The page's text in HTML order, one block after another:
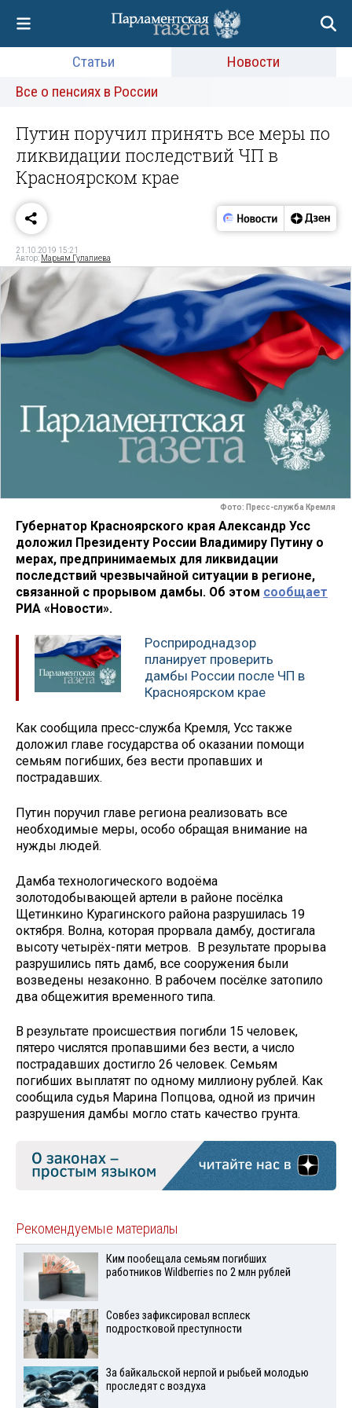
Статьи
Новости
Все о пенсиях в России
Путин поручил принять все меры по
ликвидации последствий ЧП в
Красноярском крае
21.10.2019 15:21
Автор: Марьям Гулалиева
Фото: Пресс-служба Кремля
Губернатор Красноярского края Александр Усс
доложил Президенту России Владимиру Путину о
мерах, предпринимаемых для ликвидации
последствий чрезвычайной ситуации в регионе,
связанной с прорывом дамбы. Об этом сообщает
РИА «Новости».
Росприроднадзор
планирует проверить
дамбы России после ЧП в
Красноярском крае
Как сообщила пресс-служба Кремля, Усс также
доложил главе государства об оказании помощи
семьям погибших, без вести пропавших и
пострадавших.
Путин поручил главе региона реализовать все
необходимые меры, особо обращая внимание на
нужды людей.
Дамба технологического водоёма
золотодобывающей артели в районе посёлка
Щетинкино Курагинского района разрушилась 19
октября. Волна, которая прорвала дамбу, достигала
высоту четырёх-пяти метров. В результате прорыва
разрушились пять дамб, все сооружения были
возведены незаконно. В рабочем посёлке затопило
два общежития временного типа.
В результате происшествия погибли 15 человек,
пятеро числятся пропавшими без вести, а число
пострадавших достигло 26 человек. Семьям
погибших выплатят по одному миллиону рублей. Как
сообщила судья Марина Попцова, одной из причин
разрушения дамбы могло стать качество грунта.
Рекомендуемые материалы
Ким пообещала семьям погибших
работников Wildberries по 2 млн рублей
Совбез зафиксировал всплеск
подростковой преступности
За байкальской нерпой и рыбьей молодью
проследят с воздуха